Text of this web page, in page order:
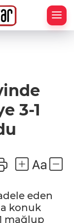
3-1
eden
konuk
mağlup